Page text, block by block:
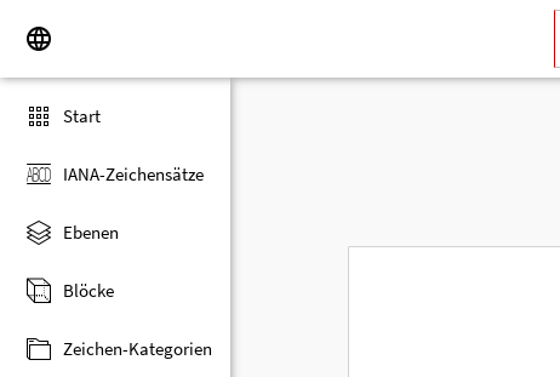
Start
IANA-Zeichensätze
Ebenen
Blöcke
Zeichen-Kategorien